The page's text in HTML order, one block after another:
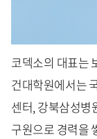
코덱소의 대표는
건대학원에서는
센터, 강북삼성병
구원으로 경력을